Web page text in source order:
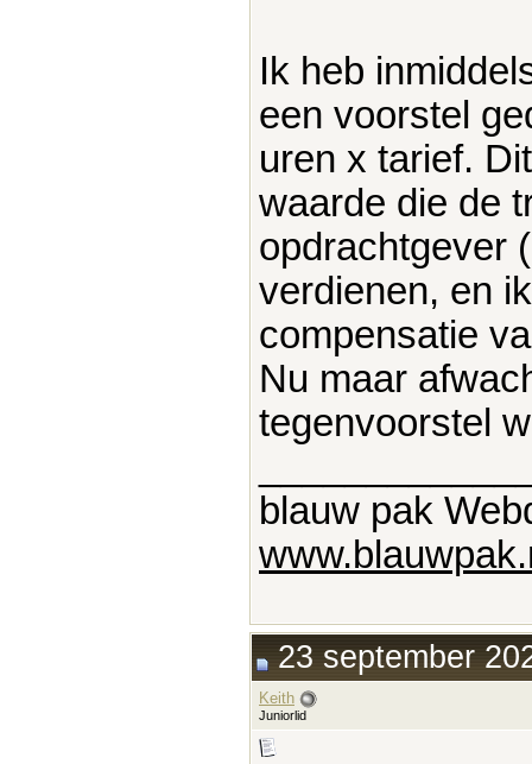
Ik heb
een voorstel
uren x tarief.
waarde die de
opdrachtgever
verdienen, en
compensatie
Nu maar
tegenvoorstel
blauw pak
23 september
Keith
Juniorlid